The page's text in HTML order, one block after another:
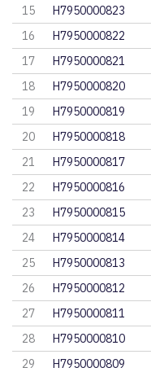
15
H7950000823
16
H7950000822
17
H7950000821
18
H7950000820
19
H7950000819
20
H7950000818
21
H7950000817
22
H7950000816
23
H7950000815
24
H7950000814
25
H7950000813
26
H7950000812
27
H7950000811
28
H7950000810
29
H7950000809